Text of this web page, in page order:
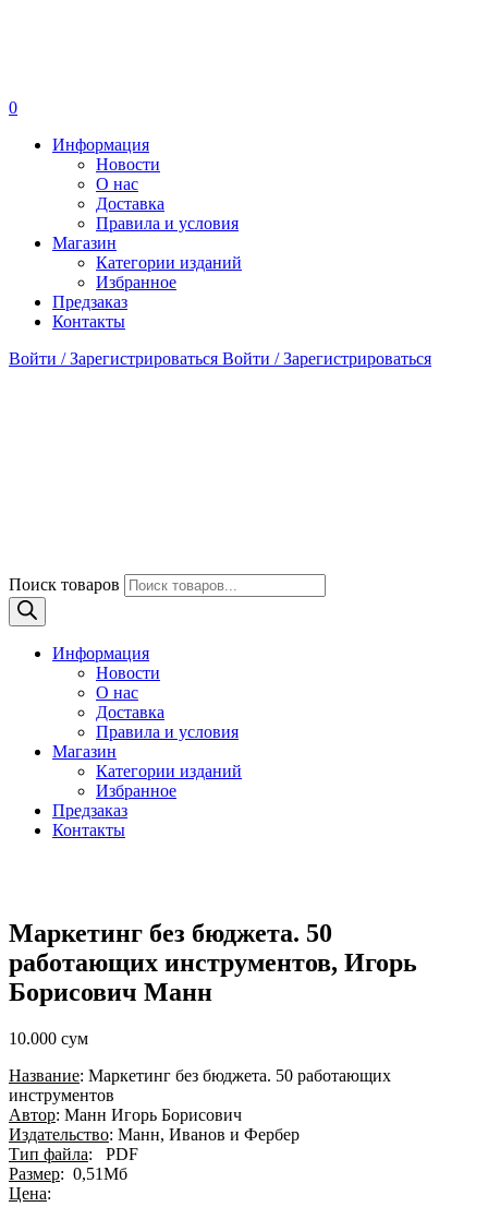
0
Информация
Новости
О нас
Доставка
Правила и условия
Магазин
Категории изданий
Избранное
Предзаказ
Контакты
Войти / Зарегистрироваться Войти / Зарегистрироваться
Поиск товаров
Информация
Новости
О нас
Доставка
Правила и условия
Магазин
Категории изданий
Избранное
Предзаказ
Контакты
Маркетинг без бюджета. 50
работающих инструментов, Игорь
Борисович Манн
10.000 сум
Название: Маркетинг без бюджета. 50 работающих
инструментов
Автор: Манн Игорь Борисович
Издательство: Манн, Иванов и Фербер
Тип файла: PDF
Размер: 0,51Мб
Цена: